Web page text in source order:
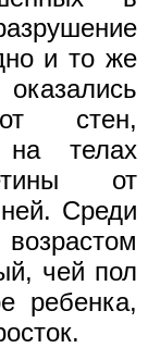
и то же
стен,
на телах
от
Среди
чей пол
ребенка,